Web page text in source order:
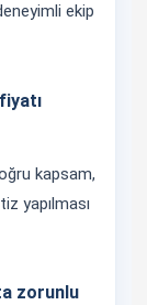
ekip
kapsam,
yapılması
zorunlu